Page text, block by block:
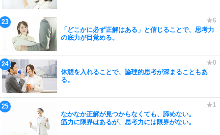
「どこかに必ず正解はある」と信じることで、思考力
の底力が目覚める。
休憩を入れることで、論理的思考が深まることもあ
る。
なかなか正解が見つからなくても、諦めない。
筋力に限界はあるが、思考力には限界がない。